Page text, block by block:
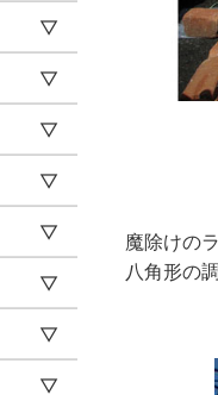
魔除けの
八角形の